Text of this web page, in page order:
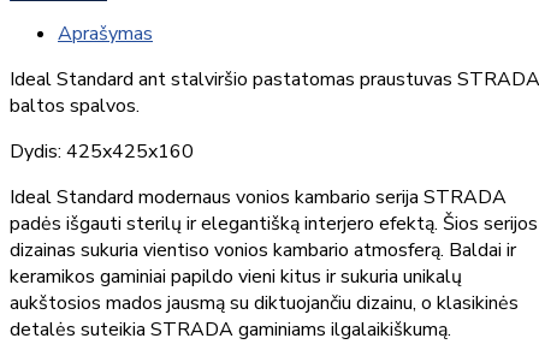
Aprašymas
Ideal Standard ant stalviršio pastatomas praustuvas
baltos spalvos.
Dydis: 425x425x160
Ideal Standard modernaus vonios kambario serija STRADA
padės išgauti sterilų ir elegantišką interjero efektą. Šios serijos
dizainas sukuria vientiso vonios kambario atmosferą. Baldai ir
keramikos gaminiai papildo vieni kitus ir sukuria unikalų
aukštosios mados jausmą su diktuojančiu dizainu, o klasikinės
detalės suteikia STRADA gaminiams ilgalaikiškumą.